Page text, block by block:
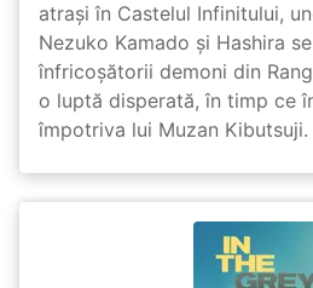
atrași în Castelul Infinitului,
Nezuko Kamado și Hashira
înfricoșătorii demoni din
o luptă disperată, în timp ce
împotriva lui Muzan Kibutsuji.